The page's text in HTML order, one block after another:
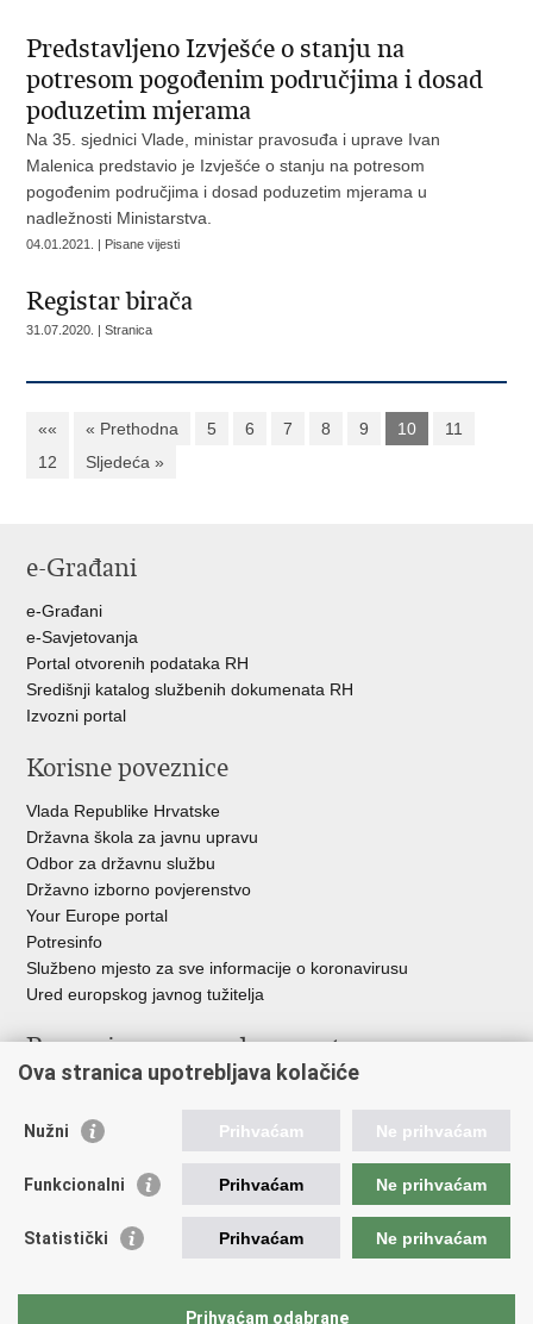
Predstavljeno Izvješće o stanju na
potresom pogođenim područjima i dosad
poduzetim mjerama
Na 35. sjednici Vlade, ministar pravosuđa i uprave Ivan
Malenica predstavio je Izvješće o stanju na potresom
pogođenim područjima i dosad poduzetim mjerama u
nadležnosti Ministarstva.
04.01.2021. | Pisane vijesti
Registar birača
31.07.2020. | Stranica
«« « Prethodna 5 6 7 8 9 10
11
12
Sljedeća »
e-Građani
e-Građani
e-Savjetovanja
Portal otvorenih podataka RH
Središnji katalog službenih dokumenata RH
Izvozni portal
Korisne poveznice
Vlada Republike Hrvatske
Državna škola za javnu upravu
Odbor za državnu službu
Državno izborno povjerenstvo
Your Europe portal
Potresinfo
Službeno mjesto za sve informacije o koronavirusu
Ured europskog javnog tužitelja
Poveznice pravosudnog sustava
Državno odvjetništvo
Ured za suzbijanje korupcije i organiziranog kriminaliteta
Državnoodvjetničko vijeće
Hrvatska odvjetnička komora
Europski pravosudni portal
Ova stranica upotrebljava kolačiće
Nužni Prihvaćam Ne prihvaćam
Funkcionalni Prihvaćam Ne prihvaćam
Statistički Prihvaćam Ne prihvaćam
Prihvaćam odabrane